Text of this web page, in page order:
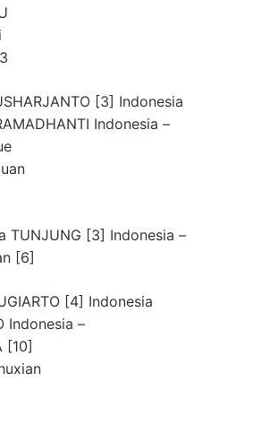
[3] Indonesia
Indonesia –
TUNJUNG [3] Indonesia –
[6]
[4] Indonesia
Indonesia –
[10]